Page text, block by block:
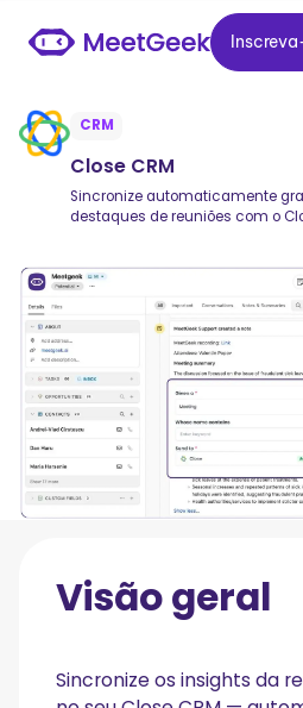
Inscreva-se
CRM
Close CRM
Sincronize automaticamente
destaques de reuniões com o
Visão geral
Sincronize os insights da